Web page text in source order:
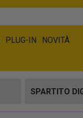
PLUG-IN
NOVITÀ
SPARTITO